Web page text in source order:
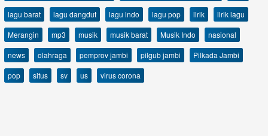
lagu barat
lagu dangdut lagu indo lagu pop lirik
lirik lagu
Merangin
mp3 musik musik barat Musik Indo
nasional
news
olahraga pemprov jambi pilgub jambi
Pilkada Jambi
pop
situs sv us virus corona